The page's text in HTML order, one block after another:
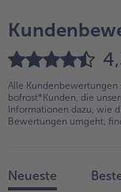
Alle Kundenbewertungen
bofrost*Kunden, die
Informationen dazu, wie
Bewertungen umgeht,
Neueste